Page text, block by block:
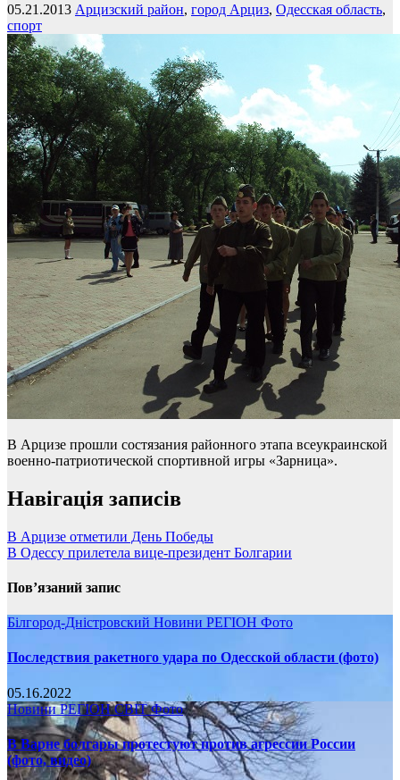
05.21.2013 Арцизский район, город Арциз, Одесская область,
спорт
В Арцизе прошли состязания районного этапа всеукраинской
военно-патриотической спортивной игры «Зарница».
Навігація записів
В Арцизе отметили День Победы
В Одессу прилетела вице-президент Болгарии
Пов’язаний запис
Білгород-Дністровский Новини РЕГІОН Фото
Последствия ракетного удара по Одесской области (фото)
05.16.2022
НовиниРЕГІОНСВІТФото
В Варне болгары протестуют против агрессии России
(фото, видео)